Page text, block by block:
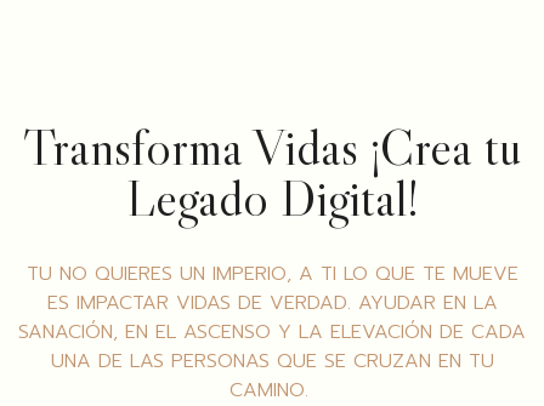
Transforma Vidas ¡Crea tu
Legado Digital!
TU NO QUIERES UN IMPERIO, A TI LO QUE TE MUEVE
ES IMPACTAR VIDAS DE VERDAD. AYUDAR EN LA
SANACIÓN, EN EL ASCENSO Y LA ELEVACIÓN DE CADA
UNA DE LAS PERSONAS QUE SE CRUZAN EN TU
CAMINO.